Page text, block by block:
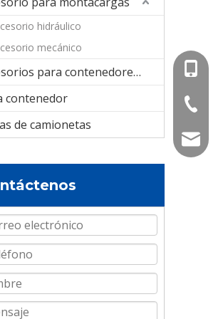
hidráulico
mecánico
Accesorios para contenedores cisterna
contenedor
de camionetas
+86-
+86-